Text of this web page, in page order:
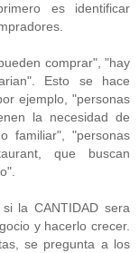
es identificar
comprar", "hay
Esto se hace
ejemplo, "personas
la necesidad de
familiar", "personas
que buscan
la CANTIDAD sera
y hacerlo crecer.
se pregunta a los